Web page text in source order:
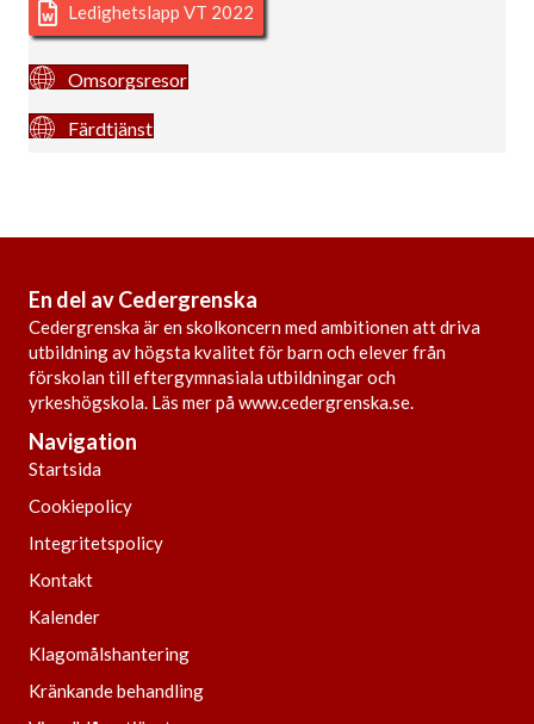
Ledighetslapp VT 2022
Omsorgsresor
Färdtjänst
En del av Cedergrenska
Cedergrenska är en skolkoncern med ambitionen att driva
utbildning av högsta kvalitet för barn och elever från
förskolan till eftergymnasiala utbildningar och
yrkeshögskola. Läs mer påwww.cedergrenska.se.
Navigation
Startsida
Cookiepolicy
Integritetspolicy
Kontakt
Kalender
Klagomålshantering
Kränkande behandling